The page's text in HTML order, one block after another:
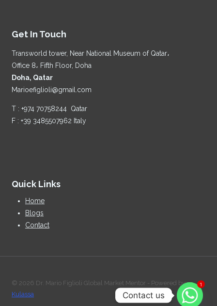
Get In Touch
Transworld tower, Near National Museum of Qatar،
Office 8، Fifth Floor, Doha
Doha, Qatar
Marioefiglioli@gmail.com
T : +974 70758244 Qatar
F : +39 3485507962 Italy
Quick Links
Home
Blogs
Contact
© 2026 Dr. Mario Figlioli Global Market Mentor - Powered by:
Kulassa
1
Contact us